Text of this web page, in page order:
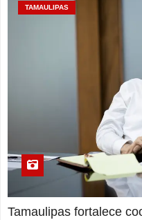
TAMAULIPAS
Tamaulipas fortalece